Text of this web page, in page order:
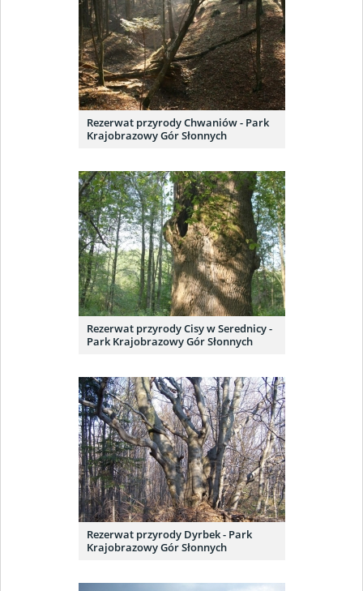
Rezerwat przyrody Chwaniów - Park
Krajobrazowy Gór Słonnych
Rezerwat przyrody Cisy w Serednicy -
Park Krajobrazowy Gór Słonnych
Rezerwat przyrody Dyrbek - Park
Krajobrazowy Gór Słonnych